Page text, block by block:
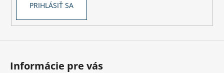
PRIHLÁSIŤ SA
Informácie pre vás